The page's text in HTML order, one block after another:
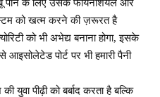
पाने के लिए उसके फायनेंशियल और
को खत्म करने की ज़रूरत है
को भी अभेद्य बनाना होगा, इसके
पोर्ट पर भी हमारी पैनी
युवा पीढ़ी को बर्बाद करता है बल्कि